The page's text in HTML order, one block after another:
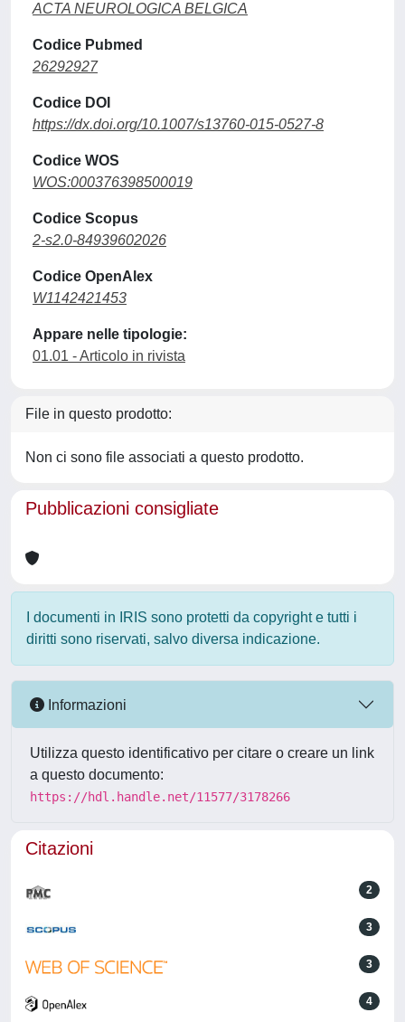
ACTA NEUROLOGICA BELGICA
Codice Pubmed
26292927
Codice DOI
https://dx.doi.org/10.1007/s13760-015-0527-8
Codice WOS
WOS:000376398500019
Codice Scopus
2-s2.0-84939602026
Codice OpenAlex
W1142421453
Appare nelle tipologie:
01.01 - Articolo in rivista
File in questo prodotto:
Non ci sono file associati a questo prodotto.
Pubblicazioni consigliate
I documenti in IRIS sono protetti da copyright e tutti i
diritti sono riservati, salvo diversa indicazione.
Informazioni
Utilizza questo identificativo per citare o creare un link
a questo documento:
https://hdl.handle.net/11577/3178266
Citazioni
2
3
3
4